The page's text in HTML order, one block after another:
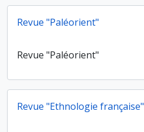
Revue "Paléorient"
Revue "Paléorient"
Revue "Ethnologie française"